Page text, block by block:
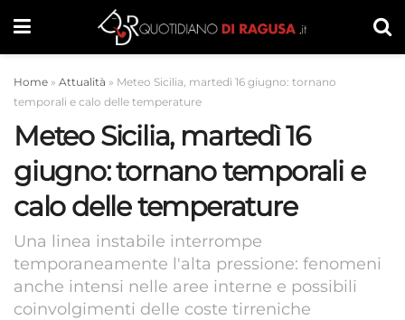
Home » Attualità » Meteo Sicilia, martedì 16 giugno: tornano
temporali e calo delle temperature
Meteo Sicilia, martedì 16
giugno: tornano temporali e
calo delle temperature
Una linea instabile interrompe
temporaneamente l'alta pressione: fenomeni
anche intensi nelle aree interne e possibili
coinvolgimenti delle coste tirreniche